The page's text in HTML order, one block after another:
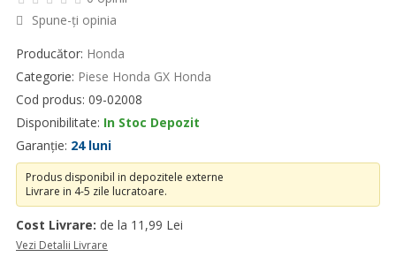
Spune-ţi opinia
Producător: Honda
Categorie: Piese Honda GX Honda
Cod produs: 09-02008
Disponibilitate: In Stoc Depozit
Garanție: 24 luni
Produs disponibil in depozitele externe
Livrare in 4-5 zile lucratoare.
Cost Livrare: de la 11,99 Lei
Vezi Detalii Livrare